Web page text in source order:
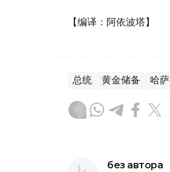
【编译：阿依波塔】
总统 黄金储备 哈
без автора